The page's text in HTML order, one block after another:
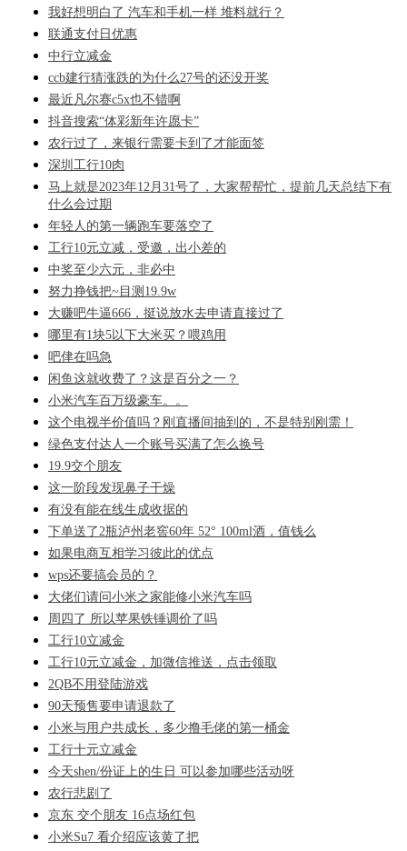
我好想明白了 汽车和手机一样 堆料就行？
联通支付日优惠
中行立减金
ccb建行猜涨跌的为什么27号的还没开奖
最近凡尔赛c5x也不错啊
抖音搜索“体彩新年许愿卡”
农行过了，来银行需要卡到了才能面签
深圳工行10肉
马上就是2023年12月31号了，大家帮帮忙，提前几天总结下有
什么会过期
年轻人的第一辆跑车要落空了
工行10元立减，受邀，出小差的
中奖至少六元，非必中
努力挣钱把~目测19.9w
大赚吧牛逼666，挺说放水去申请直接过了
哪里有1块5以下大米买？喂鸡用
吧侓在吗急
闲鱼这就收费了？这是百分之一？
小米汽车百万级豪车。。
这个电视半价值吗？刚直播间抽到的，不是特别刚需！
绿色支付达人一个账号买满了怎么换号
19.9交个朋友
这一阶段发现鼻子干燥
有没有能在线生成收据的
下单送了2瓶泸州老窖60年 52° 100ml酒，值钱么
如果电商互相学习彼此的优点
wps还要搞会员的？
大佬们请问小米之家能修小米汽车吗
周四了 所以苹果铁锤调价了吗
工行10立减金
工行10元立减金，加微信推送，点击领取
2QB不用登陆游戏
90天预售要申请退款了
小米与用户共成长，多少撸毛佬的第一桶金
工行十元立减金
今天shen/份证上的生日 可以参加哪些活动呀
农行悲剧了
京东 交个朋友 16点场红包
小米Su7 看介绍应该黄了把